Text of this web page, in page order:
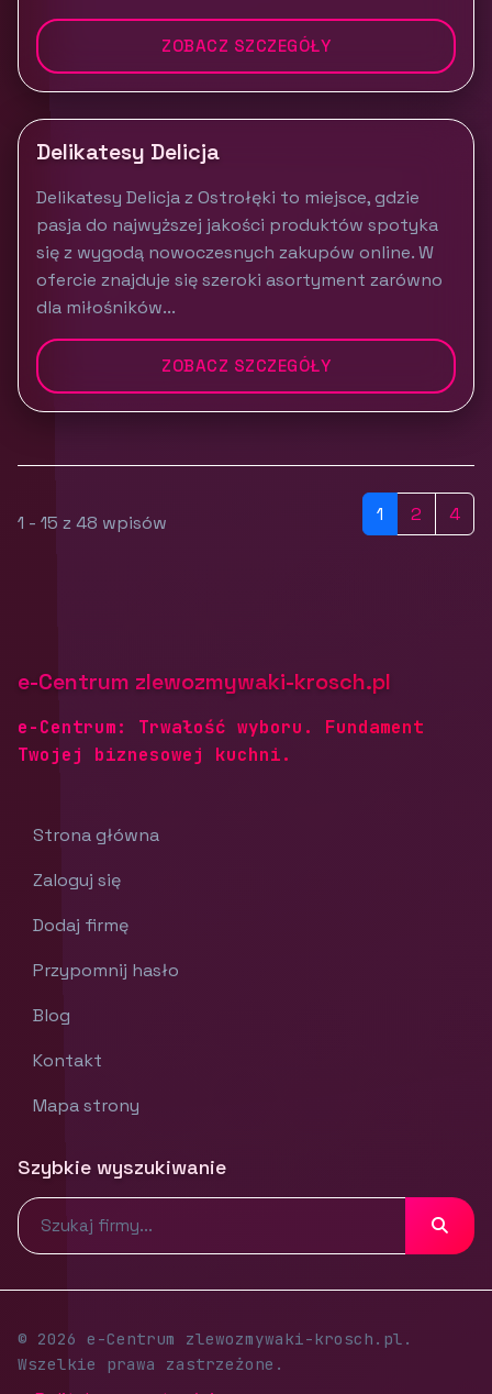
ZOBACZ SZCZEGÓŁY
Delikatesy Delicja
Delikatesy Delicja z Ostrołęki to miejsce, gdzie
pasja do najwyższej jakości produktów spotyka
się z wygodą nowoczesnych zakupów online. W
ofercie znajduje się szeroki asortyment zarówno
dla miłośników...
ZOBACZ SZCZEGÓŁY
1 - 15 z 48 wpisów 1 2 4
e-Centrum zlewozmywaki-krosch.pl
e-Centrum: Trwałość wyboru. Fundament
Twojej biznesowej kuchni.
Strona główna
Zaloguj się
Dodaj firmę
Przypomnij hasło
Blog
Kontakt
Mapa strony
Szybkie wyszukiwanie
© 2026 e-Centrum zlewozmywaki-krosch.pl.
Wszelkie prawa zastrzeżone.